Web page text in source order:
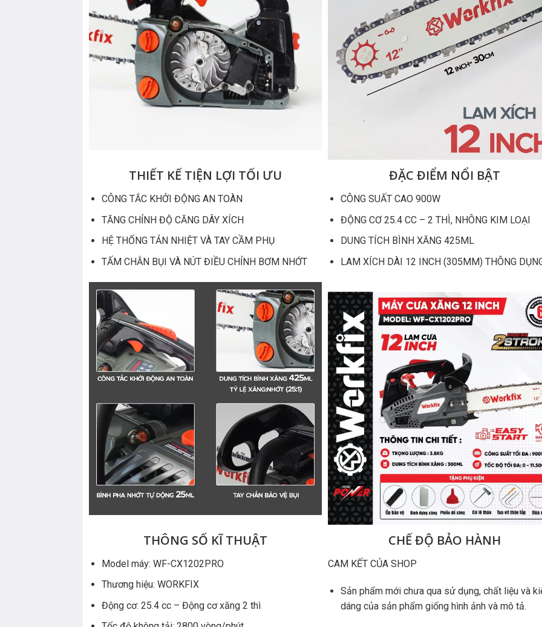
THIẾT KẾ TIỆN LỢI TỐI ƯU
CÔNG TẮC KHỞI ĐỘNG AN TOÀN
TĂNG CHỈNH ĐỘ CĂNG DÂY XÍCH
HỆ THỐNG TẢN NHIỆT VÀ TAY CẦM PHỤ
TẤM CHẮN BỤI VÀ NÚT ĐIỀU CHỈNH BƠM NHỚT
ĐẶC ĐIỂM NỔI BẬT
CÔNG SUẤT CAO 900W
ĐỘNG CƠ 25.4 CC – 2 THÌ, NHÔNG KIM LOẠI
DUNG TÍCH BÌNH XĂNG 425ML
LAM XÍCH DÀI 12 INCH (305MM) THÔNG
THÔNG SỐ KĨ THUẬT
Model máy: WF-CX1202PRO
Thương hiệu: WORKFIX
Động cơ: 25.4 cc – Động cơ xăng 2 thì
CHẾ ĐỘ BẢO HÀNH
CAM KẾT CỦA SHOP
Sản phẩm mới chưa qua sử dụng, chất liệu và
dáng của sản phẩm giống hình ảnh và mô tả.